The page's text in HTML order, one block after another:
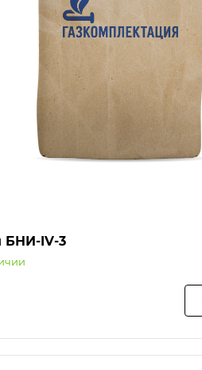
БНИ-IV-3